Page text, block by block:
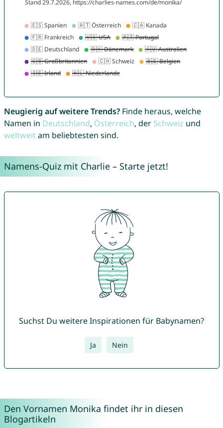
Neugierig auf weitere Trends?Finde heraus, welche
Namen in Deutschland, Österreich, der Schweiz und
weltweitam beliebtesten sind.
Namens-Quiz mit Charlie – Starte jetzt!
Suchst Du weitere Inspirationen für Babynamen?
Ja Nein
Den Vornamen Monika findet ihr in diesen
Blogartikeln